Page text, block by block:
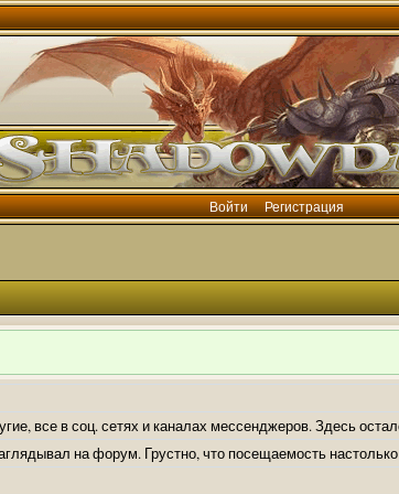
Войти Регистрация
все в соц. сетях и каналах мессенджеров. Здесь
на форум. Грустно, что посещаемость